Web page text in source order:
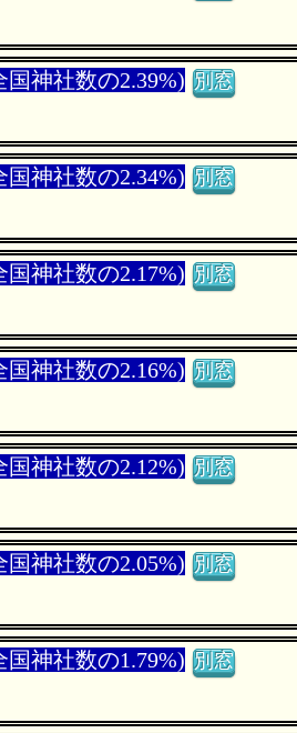
神社数の2.39%) 別窓
神社数の2.34%) 別窓
神社数の2.17%) 別窓
神社数の2.16%) 別窓
神社数の2.12%) 別窓
神社数の2.05%) 別窓
神社数の1.79%) 別窓